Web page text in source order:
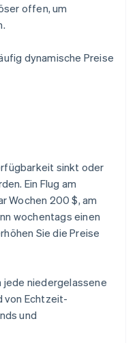
offen, um
dynamische Preise
sinkt oder
Ein Flug am
Wochen 200 $, am
wochentags einen
Sie die Preise
niedergelassene
von Echtzeit-
und